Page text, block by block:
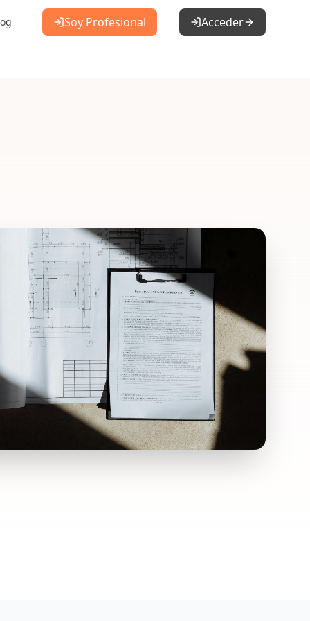
Soy Profesional Acceder